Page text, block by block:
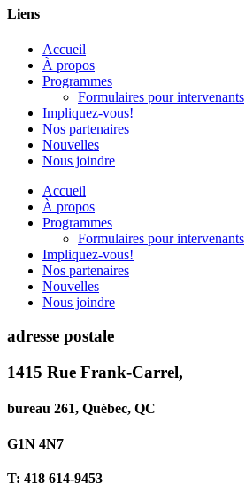
Liens
Accueil
À propos
Programmes
Formulaires pour intervenants
Impliquez-vous!
Nos partenaires
Nouvelles
Nous joindre
Accueil
À propos
Programmes
Formulaires pour intervenants
Impliquez-vous!
Nos partenaires
Nouvelles
Nous joindre
adresse postale
1415 Rue Frank-Carrel,
bureau 261, Québec, QC
G1N 4N7
T: 418 614-9453